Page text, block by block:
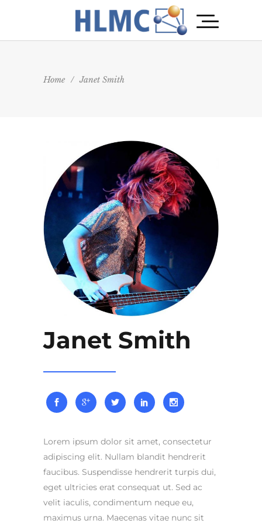
Home / Janet Smith
Janet Smith
Lorem ipsum dolor sit amet, consectetur
adipiscing elit. Nullam blandit hendrerit
faucibus. Suspendisse hendrerit turpis dui,
eget ultricies erat consequat ut. Sed ac
velit iaculis, condimentum neque eu,
maximus urna. Maecenas vitae nunc sit